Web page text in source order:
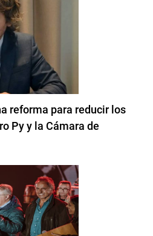
reforma para reducir los
Py y la Cámara de